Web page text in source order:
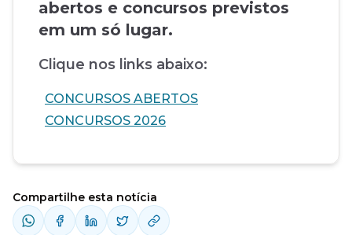
abertos e concursos previstos
em um só lugar.
Clique nos links abaixo:
CONCURSOS ABERTOS
CONCURSOS 2026
Compartilhe esta notícia